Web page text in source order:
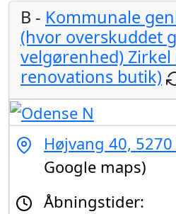
B - Kommunale
(hvor overskuddet
velgørenhed) Zirkel
renovations butik)
Højvang 40,
Google maps)
Åbningstider: